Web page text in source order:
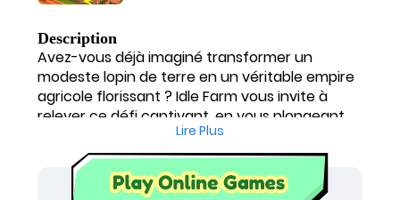
Description
Avez-vous déjà imaginé transformer un
modeste lopin de terre en un véritable empire
agricole florissant ? Idle Farm vous invite à
relever ce défi captivant, en vous plongeant
au cœur d'une aventure où la planification et
la gestion sont les clés du succès. En tant
qu'expert en stratégie, vous trouverez dans
cette simulation un terreau fertile pour vos
Lire Plus